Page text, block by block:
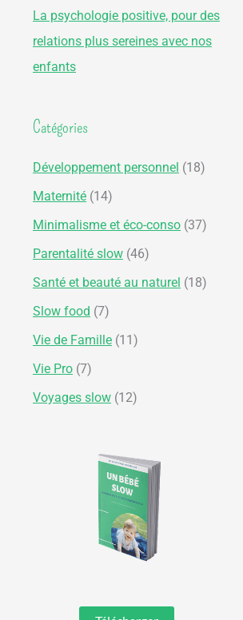
La psychologie positive, pour des
relations plus sereines avec nos
enfants
Catégories
Développement personnel (18)
Maternité (14)
Minimalisme et éco-conso (37)
Parentalité slow (46)
Santé et beauté au naturel (18)
Slow food (7)
Vie de Famille (11)
Vie Pro (7)
Voyages slow (12)